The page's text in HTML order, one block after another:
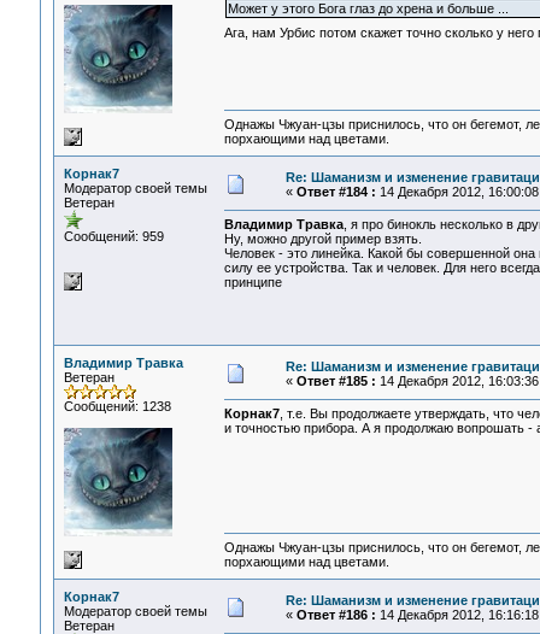
Может у этого Бога глаз до хрена и больше ...
Ага, нам Урбис потом скажет точно сколько у
Однажы Чжуан-цзы приснилось, что он бегемот,
порхающими над цветами.
Корнак7
Модератор своей темы
Ветеран
Сообщений: 959
Re: Шаманизм и изменение
« Ответ #184 : 14 Декабря 2012,
Владимир Травка, я про бинокль несколько в
Ну, можно другой пример взять.
Человек - это линейка. Какой бы совершенной
силу ее устройства. Так и человек. Для него
принципе
Владимир Травка
Ветеран
Сообщений: 1238
Re: Шаманизм и изменение
« Ответ #185 : 14 Декабря 2012,
Корнак7, т.е. Вы продолжаете утверждать, что
и точностью прибора. А я продолжаю вопрошать -
Однажы Чжуан-цзы приснилось, что он бегемот,
порхающими над цветами.
Корнак7
Модератор своей темы
Ветеран
Re: Шаманизм и изменение
« Ответ #186 : 14 Декабря 2012,